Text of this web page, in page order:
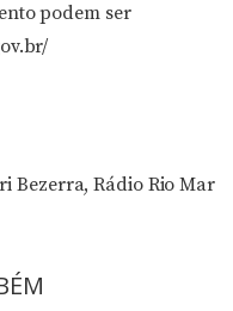
podem ser
Bezerra, Rádio Rio Mar